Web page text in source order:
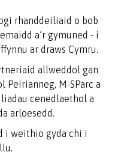
rhanddeiliaid o bob
a’r gymuned - i
ar draws Cymru.
allweddol gan
Peirianneg, M-SParc a
cenedlaethol a
arloesedd.
i weithio gyda chi i